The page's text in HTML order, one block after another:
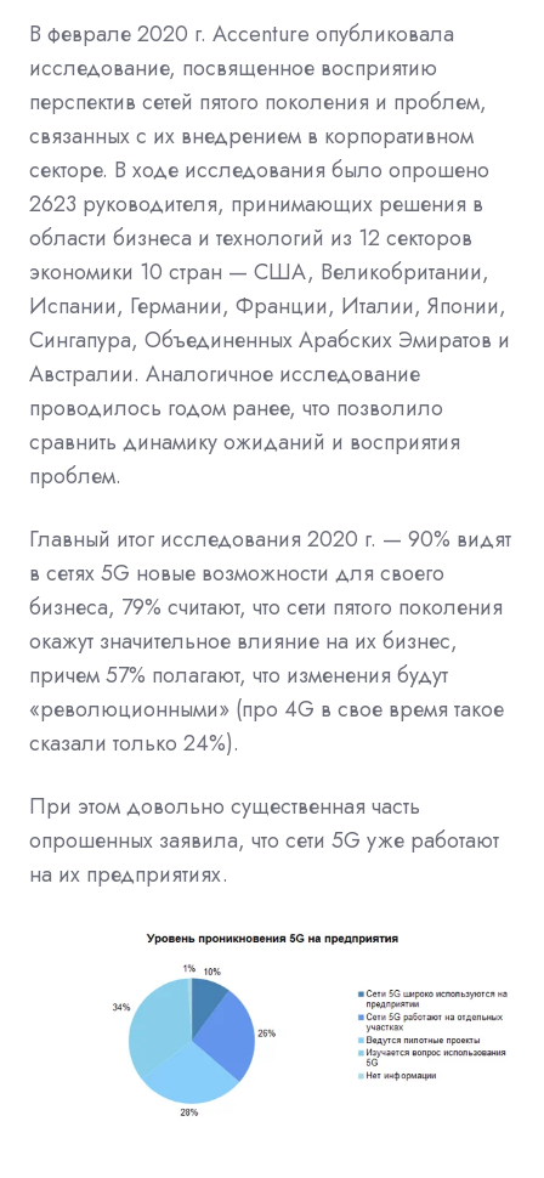
В феврале 2020 г. Accenture опубликовала
исследование, посвященное восприятию
перспектив сетей пятого поколения и проблем,
связанных с их внедрением в корпоративном
секторе. В ходе исследования было опрошено
2623 руководителя, принимающих решения в
области бизнеса и технологий из 12 секторов
экономики 10 стран — США, Великобритании,
Испании, Германии, Франции, Италии, Японии,
Сингапура, Объединенных Арабских Эмиратов и
Австралии. Аналогичное исследование
проводилось годом ранее, что позволило
сравнить динамику ожиданий и восприятия
проблем.
Главный итог исследования 2020 г. — 90% видят
в сетях 5G новые возможности для своего
бизнеса, 79% считают, что сети пятого поколения
окажут значительное влияние на их бизнес,
причем 57% полагают, что изменения будут
«революционными» (про 4G в свое время такое
сказали только 24%).
При этом довольно существенная часть
опрошенных заявила, что сети 5G уже работают
на их предприятиях.